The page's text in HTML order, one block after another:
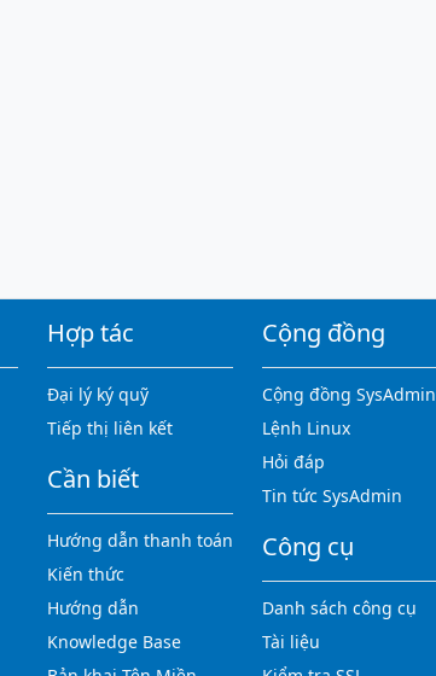
Hợp tác
Đại lý ký quỹ
Tiếp thị liên kết
Cần biết
Hướng dẫn thanh toán
Kiến thức
Hướng dẫn
Knowledge Base
Cộng đồng
Cộng đồng SysAdmin
Lệnh Linux
Hỏi đáp
Tin tức SysAdmin
Công cụ
Danh sách công cụ
Tài liệu